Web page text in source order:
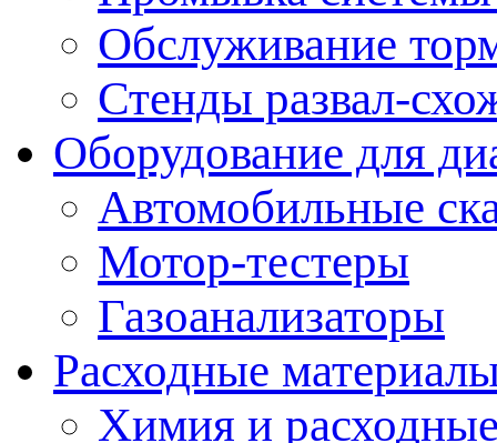
Обслуживание
Стенды развал-
Оборудование для
Автомобильные
Мотор-тестеры
Газоанализаторы
Расходные
Химия и